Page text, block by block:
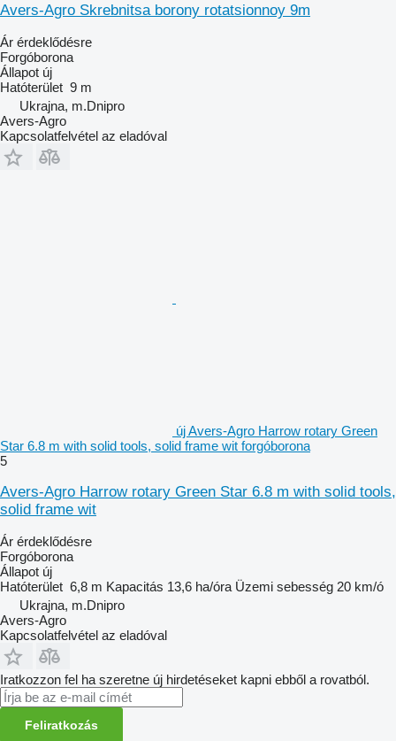
Avers-Agro Skrebnitsa borony rotatsionnoy 9m
Ár érdeklődésre
Forgóborona
Állapot új
Hatóterület 9 m
Ukrajna, m.Dnipro
Avers-Agro
Kapcsolatfelvétel az eladóval
új Avers-Agro Harrow rotary Green
Star 6.8 m with solid tools, solid frame wit forgóborona
5
Avers-Agro Harrow rotary Green Star 6.8 m with solid tools,
solid frame wit
Ár érdeklődésre
Forgóborona
Állapot új
Hatóterület 6,8 m Kapacitás 13,6 ha/óra Üzemi sebesség 20 km/ó
Ukrajna, m.Dnipro
Avers-Agro
Kapcsolatfelvétel az eladóval
Iratkozzon fel ha szeretne új hirdetéseket kapni ebből a rovatból.
Feliratkozás